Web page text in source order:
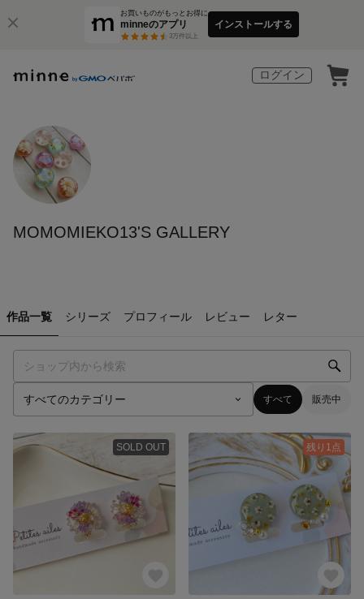
お買いものがもっとお得に
minneのアプリ
3万件以上
インストールする
ログイン
MOMOMIEKO13'S GALLERY
作品一覧 シリーズ プロフィール レビュー レター
すべて 販売中
SOLD OUT 残り1点